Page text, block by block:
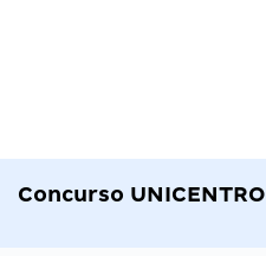
Concurso UNICENTRO